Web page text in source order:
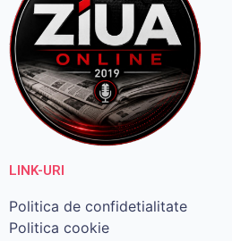
LINK-URI
Politica de confidetialitate
Politica cookie